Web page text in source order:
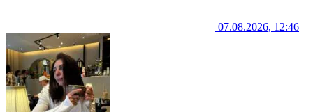
07.08.2026, 12:46